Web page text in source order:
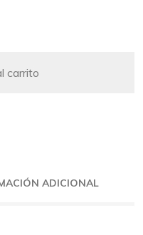
carrito
ADICIONAL